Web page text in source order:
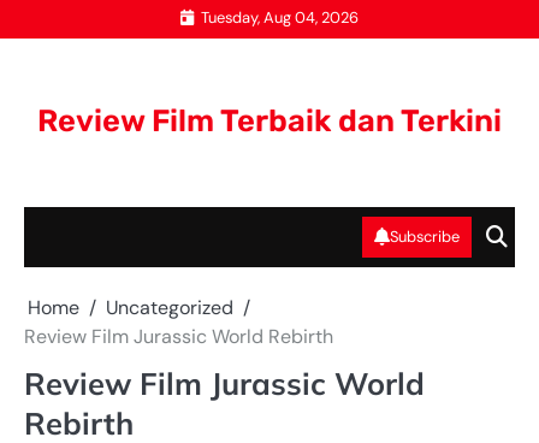
to
Tuesday, Aug 04, 2026
Review Film Terbaik dan Terkini
Subscribe
Home
Uncategorized
Review Film Jurassic World Rebirth
Review Film Jurassic World
Rebirth